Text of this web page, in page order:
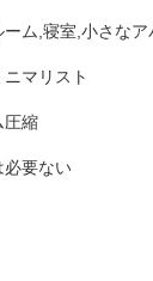
ーム,寝室,小さなア
マリスト
圧縮
必要ない